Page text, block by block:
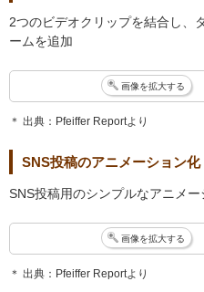
2つのビデオクリップを結合し、
ームを追加
画像を拡大する
＊ 出典：Pfeiffer Reportより
SNS投稿のアニメーション化
SNS投稿用のシンプルなアニメ
画像を拡大する
＊ 出典：Pfeiffer Reportより